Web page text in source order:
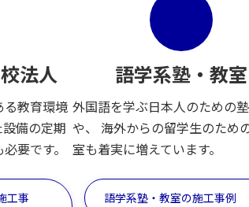
法人
る教育環境
備の定期
要です。
工事
語学系塾・教室
外国語を学ぶ日本人のための
や、 海外からの留学生のため
室も着実に増えています。
語学系塾・教室の施工事例